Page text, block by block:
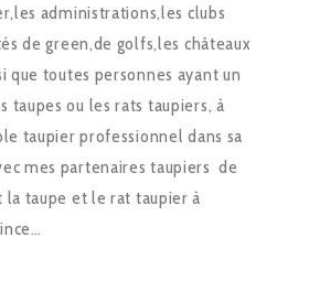
administrations,les clubs
de green,de golfs,les châteaux
que toutes personnes ayant un
taupes ou les rats taupiers, à
taupier professionnel dans sa
mes partenaires taupiers de
la taupe et le rat taupier à